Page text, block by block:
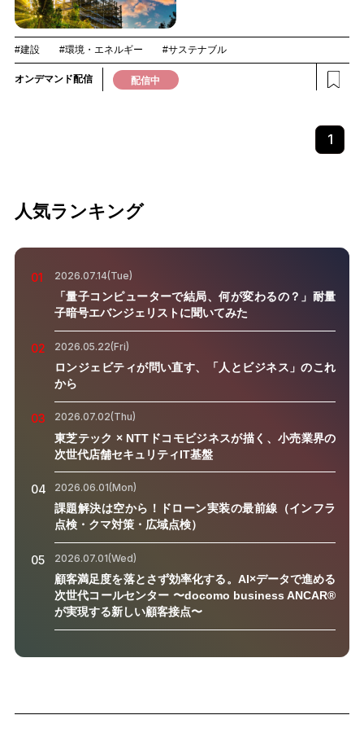
#建設 #環境・エネルギー #サステナブル
オンデマンド配信 配信中
1
人気ランキング
01 2026.07.14(Tue)
「量子コンピューターで結局、何が変わるの？」耐量
子暗号エバンジェリストに聞いてみた
02 2026.05.22(Fri)
ロンジェビティが問い直す、「人とビジネス」のこれ
から
03 2026.07.02(Thu)
東芝テック × NTTドコモビジネスが描く、小売業界の
次世代店舗セキュリティIT基盤
04 2026.06.01(Mon)
課題解決は空から！ドローン実装の最前線（インフラ
点検・クマ対策・広域点検）
05 2026.07.01(Wed)
顧客満足度を落とさず効率化する。AI×データで進める
次世代コールセンター 〜docomo business ANCAR®
が実現する新しい顧客接点〜